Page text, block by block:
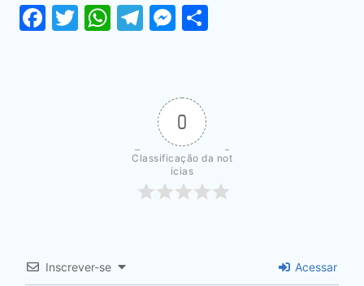
Facebook
Twitter
WhatsApp
Telegram
Messenger
0
Classificação da not
ícias
Inscrever-se Acessar